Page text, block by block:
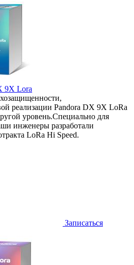
9X Lora
реализации Pandora DX 9X LoRa
уровень.Специально для
инженеры разработали
LoRa Hi Speed.
Записаться